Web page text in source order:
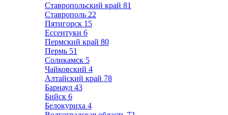
Ставропольский край 81
Ставрополь 22
Пятигорск 15
Ессентуки 6
Пермский край 80
Пермь 51
Соликамск 5
Чайковский 4
Алтайский край 78
Барнаул 43
Бийск 6
Белокуриха 4